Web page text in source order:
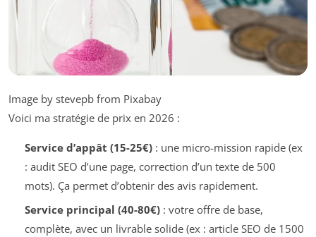
Image by stevepb from Pixabay
Voici ma stratégie de prix en 2026 :
Service d’appât (15-25€): une micro-mission rapide (ex
: audit SEO d’une page, correction d’un texte de 500
mots). Ça permet d’obtenir des avis rapidement.
Service principal (40-80€): votre offre de base,
complète, avec un livrable solide (ex : article SEO de 1500